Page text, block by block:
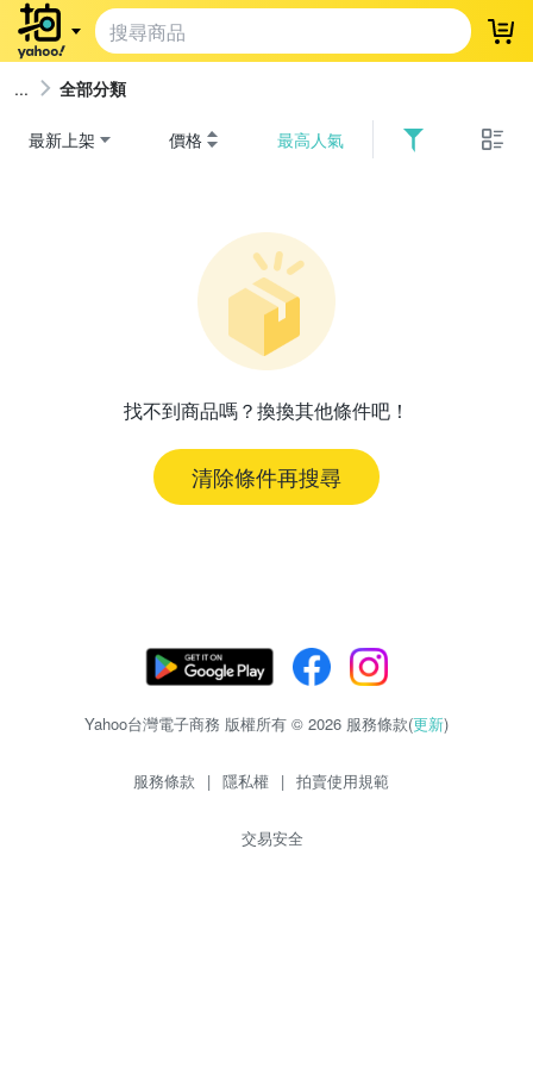
登
全部分類
最新上架 價格 最高人氣
找不到商品嗎？換換其他條件吧！
清除條件再搜尋
Yahoo台灣電子商務 版權所有 © 2026 服務條款(更新)
服務條款 | 隱私權 | 拍賣使用規範
交易安全